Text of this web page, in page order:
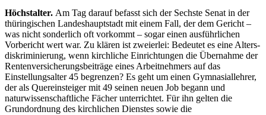
Höchstalter. Am Tag darauf befasst sich der Sechste Senat in der
thüringischen Landeshauptstadt mit einem Fall, der dem Gericht –
was nicht sonderlich oft vorkommt – sogar einen ausführlichen
Vorbericht wert war. Zu klären ist zweierlei: Bedeutet es eine Alters­
diskriminierung, wenn kirchliche Einrichtungen die Übernahme der
Rentenversicherungsbeiträge eines ­Arbeitnehmers auf das
Einstellungsalter 45 begrenzen? Es geht um einen Gymnasiallehrer,
der als Querein­steiger mit 49 seinen neuen Job begann und
naturwissenschaftliche Fächer unterrichtet. Für ihn gelten die
Grundordnung des kirchlichen Dienstes sowie die